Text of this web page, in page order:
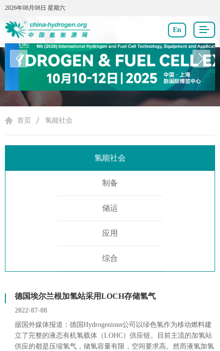
2026年08月08日 星期六
2026年08月08日 星期六
En
氢能社会
首页 氢能社会
氢能社会
制备
储运
应用
综合
德国埃尔兰根加氢站采用LOCH存储氢气
2022-07-08
据国外媒体报道：德国Hydrogenious公司以绿色氢作为移动燃料建
立了完整的液态有机氢载体（LOHC）供应链。目前主流的加氢站
供应的都是压缩氢气，储氢容量有限，空间要求高。然而液氢加氢